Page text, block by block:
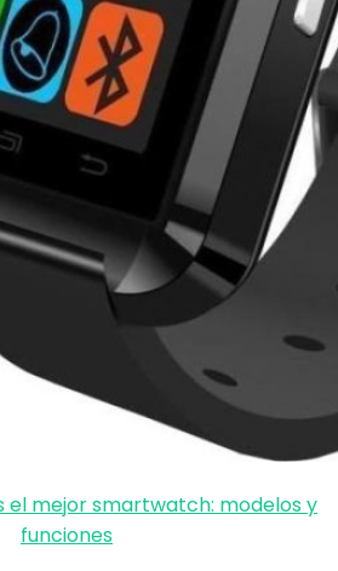
el mejor smartwatch: modelos y
funciones